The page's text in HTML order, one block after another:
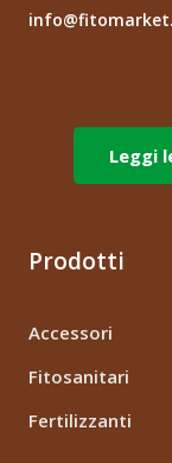
Leggi
Prodotti
Accessori
Fitosanitari
Fertilizzanti